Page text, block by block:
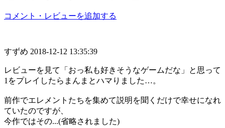
コメント・レビューを追加する
すずめ 2018-12-12 13:35:39
レビューを見て「おっ私も好きそうなゲームだな」と思って
1をプレイしたらまんまとハマりました…。
前作でエレメントたちを集めて説明を聞くだけで幸せになれ
ていたのですが、
今作ではその...(省略されました)